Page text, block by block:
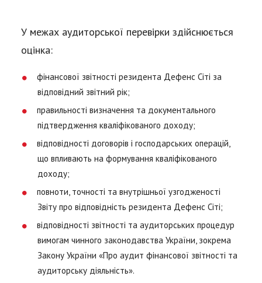
У межах аудиторської перевірки здійснюється
оцінка:
фінансової звітності резидента Дефенс Сіті за
відповідний звітний рік;
правильності визначення та документального
підтвердження кваліфікованого доходу;
відповідності договорів і господарських операцій,
що впливають на формування кваліфікованого
доходу;
повноти, точності та внутрішньої узгодженості
Звіту про відповідність резидента Дефенс Сіті;
відповідності звітності та аудиторських процедур
вимогам чинного законодавства України, зокрема
Закону України «Про аудит фінансової звітності та
аудиторську діяльність».